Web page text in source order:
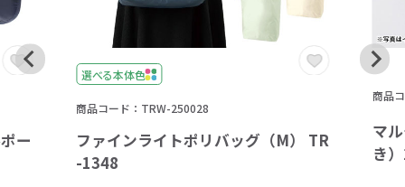
ー
選べる本体色
商品コード：TRW-250028
ファインライトポリバッグ（M） TR
-1348
商品
マ
き